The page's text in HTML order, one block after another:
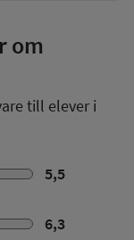
om
till elever i
5,5
6,3